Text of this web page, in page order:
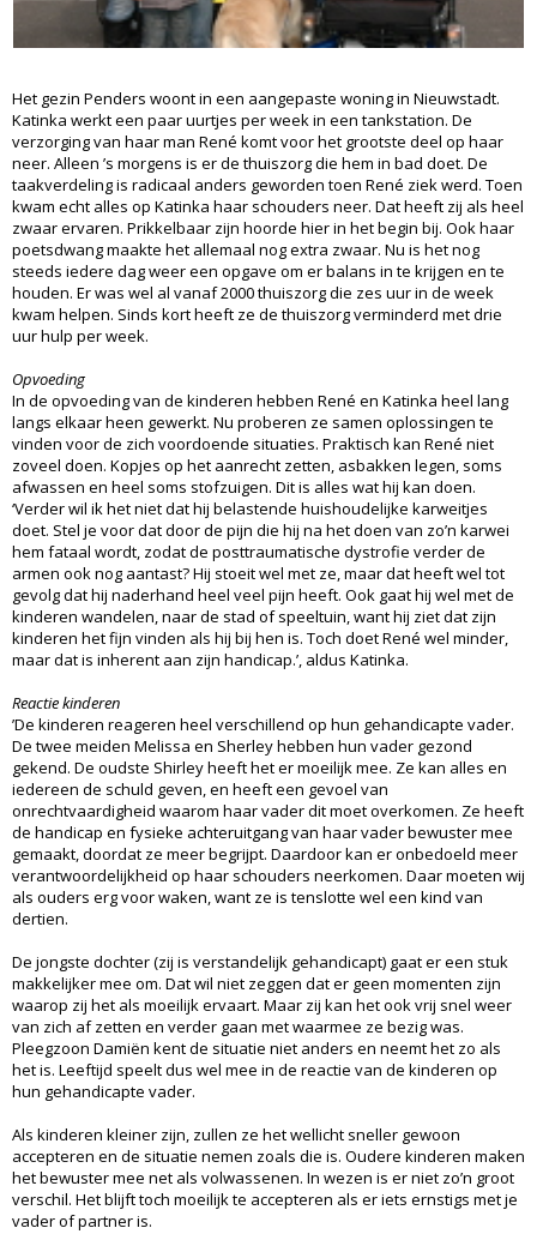
Het gezin Penders woont in een aangepaste woning in Nieuwstadt.
Katinka werkt een paar uurtjes per week in een tankstation. De
verzorging van haar man René komt voor het grootste deel op haar
neer. Alleen ’s morgens is er de thuiszorg die hem in bad doet. De
taakverdeling is radicaal anders geworden toen René ziek werd. Toen
kwam echt alles op Katinka haar schouders neer. Dat heeft zij als heel
zwaar ervaren. Prikkelbaar zijn hoorde hier in het begin bij. Ook haar
poetsdwang maakte het allemaal nog extra zwaar. Nu is het nog
steeds iedere dag weer een opgave om er balans in te krijgen en te
houden. Er was wel al vanaf 2000 thuiszorg die zes uur in de week
kwam helpen. Sinds kort heeft ze de thuiszorg verminderd met drie
uur hulp per week.
Opvoeding
In de opvoeding van de kinderen hebben René en Katinka heel lang
langs elkaar heen gewerkt. Nu proberen ze samen oplossingen te
vinden voor de zich voordoende situaties. Praktisch kan René niet
zoveel doen. Kopjes op het aanrecht zetten, asbakken legen, soms
afwassen en heel soms stofzuigen. Dit is alles wat hij kan doen.
‘Verder wil ik het niet dat hij belastende huishoudelijke karweitjes
doet. Stel je voor dat door de pijn die hij na het doen van zo’n karwei
hem fataal wordt, zodat de posttraumatische dystrofie verder de
armen ook nog aantast? Hij stoeit wel met ze, maar dat heeft wel tot
gevolg dat hij naderhand heel veel pijn heeft. Ook gaat hij wel met de
kinderen wandelen, naar de stad of speeltuin, want hij ziet dat zijn
kinderen het fijn vinden als hij bij hen is. Toch doet René wel minder,
maar dat is inherent aan zijn handicap.’, aldus Katinka.
Reactie kinderen
’De kinderen reageren heel verschillend op hun gehandicapte vader.
De twee meiden Melissa en Sherley hebben hun vader gezond
gekend. De oudste Shirley heeft het er moeilijk mee. Ze kan alles en
iedereen de schuld geven, en heeft een gevoel van
onrechtvaardigheid waarom haar vader dit moet overkomen. Ze heeft
de handicap en fysieke achteruitgang van haar vader bewuster mee
gemaakt, doordat ze meer begrijpt. Daardoor kan er onbedoeld meer
verantwoordelijkheid op haar schouders neerkomen. Daar moeten wij
als ouders erg voor waken, want ze is tenslotte wel een kind van
dertien.
De jongste dochter (zij is verstandelijk gehandicapt) gaat er een stuk
makkelijker mee om. Dat wil niet zeggen dat er geen momenten zijn
waarop zij het als moeilijk ervaart. Maar zij kan het ook vrij snel weer
van zich af zetten en verder gaan met waarmee ze bezig was.
Pleegzoon Damiën kent de situatie niet anders en neemt het zo als
het is. Leeftijd speelt dus wel mee in de reactie van de kinderen op
hun gehandicapte vader.
Als kinderen kleiner zijn, zullen ze het wellicht sneller gewoon
accepteren en de situatie nemen zoals die is. Oudere kinderen maken
het bewuster mee net als volwassenen. In wezen is er niet zo’n groot
verschil. Het blijft toch moeilijk te accepteren als er iets ernstigs met je
vader of partner is.